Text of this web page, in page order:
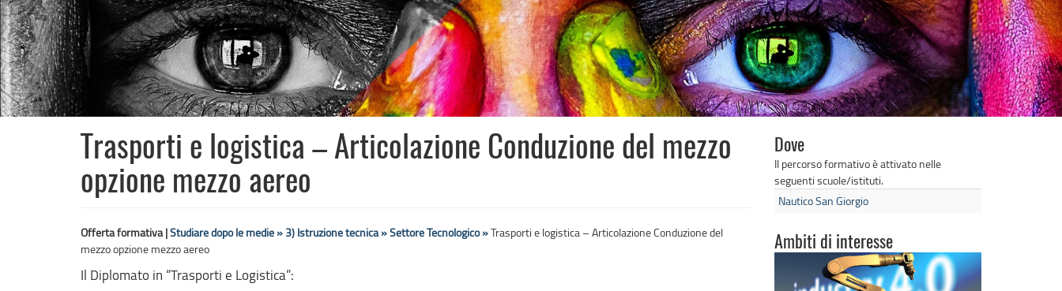
Trasporti e logistica – Articolazione Conduzione del mezzo
opzione mezzo aereo
Offerta formativa |Studiare dopo le medie » 3) Istruzione tecnica »Settore Tecnologico »Trasporti e logistica – Articolazione Conduzione del
mezzo opzione mezzo aereo
Il Diplomato in “Trasporti e Logistica”:
Dove
Il percorso formativo è attivato nelle
seguenti scuole/istituti.
Nautico San Giorgio
Ambiti di interesse